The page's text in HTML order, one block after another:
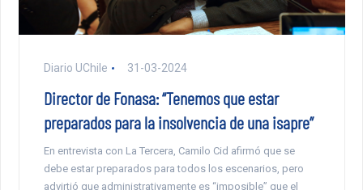
Diario UChile 31-03-2024
Director de Fonasa: “Tenemos que estar
preparados para la insolvencia de una isapre”
En entrevista con La Tercera, Camilo Cid afirmó que se
debe estar preparados para todos los escenarios, pero
advirtió que administrativamente es “imposible” que el